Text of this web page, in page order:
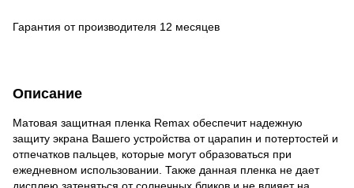
Описание
Матовая защитная пленка Remax обеспечит надежную
защиту экрана Вашего устройства от царапин и потертостей и
отпечатков пальцев, которые могут образоваться при
ежедневном использовании. Также данная пленка не дает
дисплею затеняться от солнечных бликов и не влияет на
Гарантия от производителя 12 месяцев